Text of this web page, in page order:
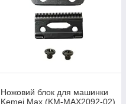
Ножовий блок для машинки
Kemei Max (KM-MAX2092-02)